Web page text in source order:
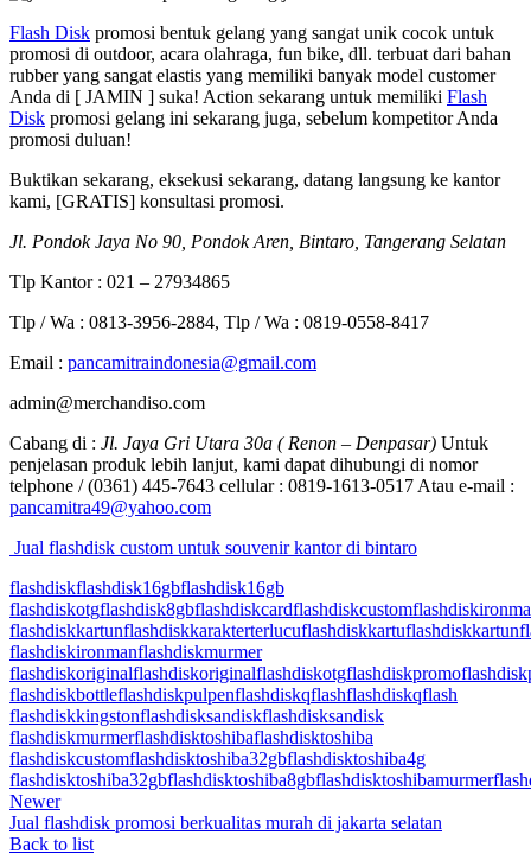
Flash Disk promosi bentuk gelang yang sangat unik cocok untuk
promosi di outdoor, acara olahraga, fun bike, dll. terbuat dari bahan
rubber yang sangat elastis yang memiliki banyak model customer
Anda di [ JAMIN ] suka! Action sekarang untuk memiliki Flash
Disk promosi gelang ini sekarang juga, sebelum kompetitor Anda
promosi duluan!
Buktikan sekarang, eksekusi sekarang, datang langsung ke kantor
kami, [GRATIS] konsultasi promosi.
Jl. Pondok Jaya No 90, Pondok Aren, Bintaro, Tangerang Selatan
Tlp Kantor : 021 – 27934865
Tlp / Wa : 0813-3956-2884, Tlp / Wa : 0819-0558-8417
Email : pancamitraindonesia@gmail.com
admin@merchandiso.com
Cabang di : Jl. Jaya Gri Utara 30a ( Renon – Denpasar) Untuk
penjelasan produk lebih lanjut, kami dapat dihubungi di nomor
telphone / (0361) 445-7643 cellular : 0819-1613-0517 Atau e-mail :
pancamitra49@yahoo.com
Jual flashdisk custom untuk souvenir kantor di bintaro
flashdiskflashdisk16gbflashdisk16gb
flashdiskotgflashdisk8gbflashdiskcardflashdiskcustom
flashdiskkartunflashdiskkarakterterlucuflashdiskkartuflashdiskkartun
flashdiskironmanflashdiskmurmer
flashdiskoriginalflashdiskoriginalflashdiskotgflashdiskpromo
flashdiskbottleflashdiskpulpenflashdiskqflashflashdiskqflash
flashdiskkingstonflashdisksandiskflashdisksandisk
flashdiskmurmerflashdisktoshibaflashdisktoshiba
flashdiskcustomflashdisktoshiba32gbflashdisktoshiba4g
flashdisktoshiba32gbflashdisktoshiba8gbflashdisktoshibamurmer
Newer
Jual flashdisk promosi berkualitas murah di jakarta selatan
Back to list